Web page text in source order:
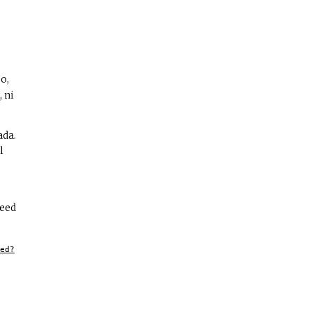
ni